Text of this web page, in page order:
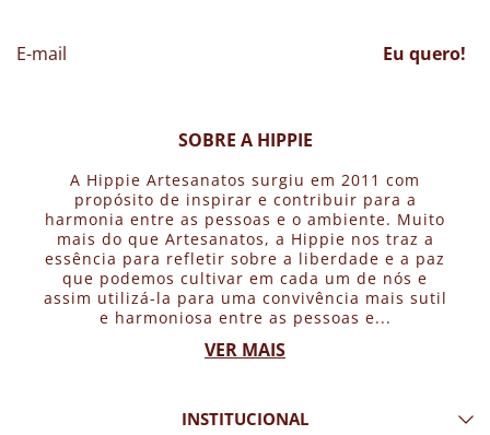
Eu quero!
SOBRE A HIPPIE
A Hippie Artesanatos surgiu em 2011 com
propósito de inspirar e contribuir para a
harmonia entre as pessoas e o ambiente. Muito
mais do que Artesanatos, a Hippie nos traz a
essência para refletir sobre a liberdade e a paz
que podemos cultivar em cada um de nós e
assim utilizá-la para uma convivência mais sutil
e harmoniosa entre as pessoas e...
VER MAIS
INSTITUCIONAL